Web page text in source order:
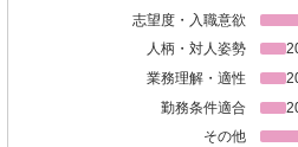
志望度・入職意欲
人柄・対人姿勢
業務理解・適性
勤務条件適合
その他